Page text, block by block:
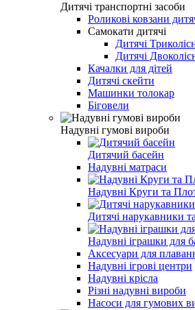
Дитячі транспортні засоби
Роликові ковзани
Самокати дитячі
Дитячі
Дитячі
Качалки для дітей
Дитячі скейти
Машинки толокар
Біговели
Надувні гумові вироби
Дитячий басейн
Надувні матраси
Надувні Круги та
Дитячі нарукавники
Надувні іграшки для
Аксесуари для
Надувні ігрові центри
Надувні крісла
Різні надувні вироби
Насоси для гумових